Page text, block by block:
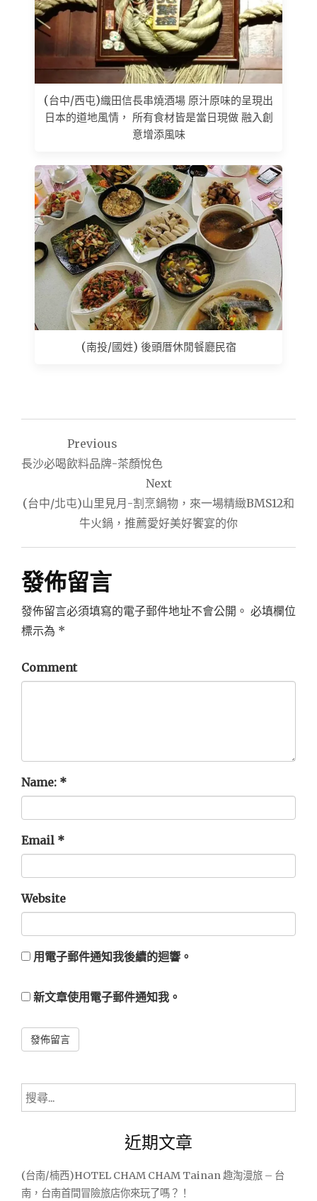
(台中/西屯)織田信長串燒酒場 原汁原味的呈現出
日本的道地風情， 所有食材皆是當日現做 融入創
意增添風味
(南投/國姓) 後頭厝休閒餐廳民宿
章
覽
Previous
長沙必喝飲料品牌-茶顏悅色
Next
(台中/北屯)山里見月-割烹鍋物，來一場精緻BMS12和
牛火鍋，推薦愛好美好饗宴的你
發佈留言
發佈留言必須填寫的電子郵件地址不會公開。 必填欄位
標示為 *
Comment
Name: *
Email *
Website
用電子郵件通知我後續的迴響。
新文章使用電子郵件通知我。
搜
尋
近期文章
(台南/楠西)HOTEL CHAM CHAM Tainan 趣淘漫旅 – 台
南，台南首間冒險旅店你來玩了嗎？！